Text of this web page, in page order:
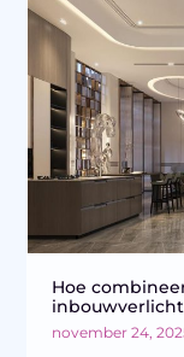
Hoe
november 24,